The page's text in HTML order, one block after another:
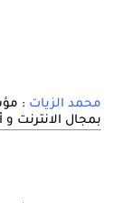
محمد الزيات
بمجال الانترنت و